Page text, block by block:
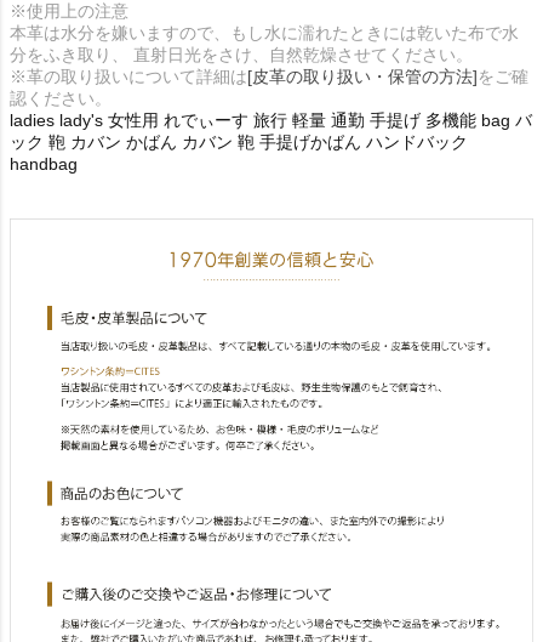
※使用上の注意
本革は水分を嫌いますので、もし水に濡れたときには乾いた布で水
分をふき取り、 直射日光をさけ、自然乾燥させてください。
※革の取り扱いについて詳細は[皮革の取り扱い・保管の方法]をご確
認ください。
ladies lady's 女性用 れでぃーす 旅行 軽量 通勤 手提げ 多機能 bag バ
ック 鞄 カバン かばん カバン 鞄 手提げかばん ハンドバック
handbag